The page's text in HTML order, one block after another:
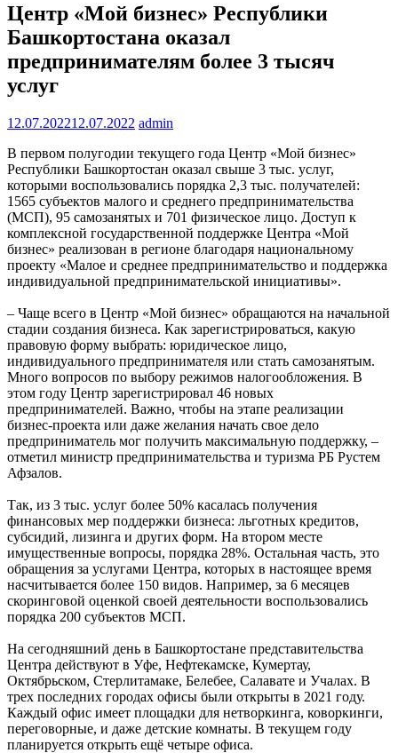
Центр «Мой бизнес» Республики
Башкортостана оказал
предпринимателям более 3 тысяч
услуг
12.07.202212.07.2022 admin
В первом полугодии текущего года Центр «Мой бизнес»
Республики Башкортостан оказал свыше 3 тыс. услуг,
которыми воспользовались порядка 2,3 тыс. получателей:
1565 субъектов малого и среднего предпринимательства
(МСП), 95 самозанятых и 701 физическое лицо. Доступ к
комплексной государственной поддержке Центра «Мой
бизнес» реализован в регионе благодаря национальному
проекту «Малое и среднее предпринимательство и поддержка
индивидуальной предпринимательской инициативы».
– Чаще всего в Центр «Мой бизнес» обращаются на начальной
стадии создания бизнеса. Как зарегистрироваться, какую
правовую форму выбрать: юридическое лицо,
индивидуального предпринимателя или стать самозанятым.
Много вопросов по выбору режимов налогообложения. В
этом году Центр зарегистрировал 46 новых
предпринимателей. Важно, чтобы на этапе реализации
бизнес-проекта или даже желания начать свое дело
предприниматель мог получить максимальную поддержку, –
отметил министр предпринимательства и туризма РБ Рустем
Афзалов.
Так, из 3 тыс. услуг более 50% касалась получения
финансовых мер поддержки бизнеса: льготных кредитов,
субсидий, лизинга и других форм. На втором месте
имущественные вопросы, порядка 28%. Остальная часть, это
обращения за услугами Центра, которых в настоящее время
насчитывается более 150 видов. Например, за 6 месяцев
скоринговой оценкой своей деятельности воспользовались
порядка 200 субъектов МСП.
На сегодняшний день в Башкортостане представительства
Центра действуют в Уфе, Нефтекамске, Кумертау,
Октябрьском, Стерлитамаке, Белебее, Салавате и Учалах. В
трех последних городах офисы были открыты в 2021 году.
Каждый офис имеет площадки для нетворкинга, коворкинги,
переговорные, и даже детские комнаты. В текущем году
планируется открыть ещё четыре офиса.